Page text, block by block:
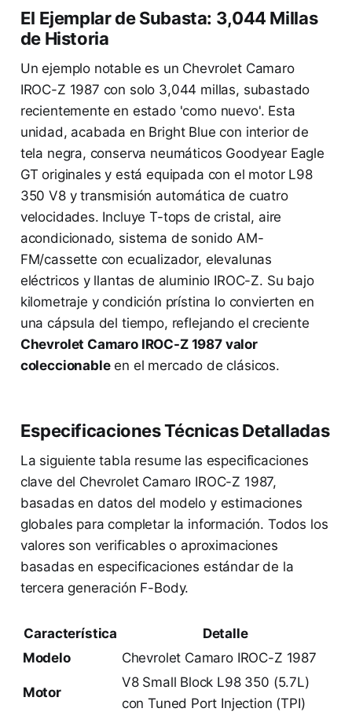
El Ejemplar de Subasta: 3,044 Millas
de Historia
Un ejemplo notable es un Chevrolet Camaro
IROC-Z 1987 con solo 3,044 millas, subastado
recientemente en estado 'como nuevo'. Esta
unidad, acabada en Bright Blue con interior de
tela negra, conserva neumáticos Goodyear Eagle
GT originales y está equipada con el motor L98
350 V8 y transmisión automática de cuatro
velocidades. Incluye T-tops de cristal, aire
acondicionado, sistema de sonido AM-
FM/cassette con ecualizador, elevalunas
eléctricos y llantas de aluminio IROC-Z. Su bajo
kilometraje y condición prístina lo convierten en
una cápsula del tiempo, reflejando el creciente
Chevrolet Camaro IROC-Z 1987 valor
coleccionableen el mercado de clásicos.
Especificaciones Técnicas Detalladas
La siguiente tabla resume las especificaciones
clave del Chevrolet Camaro IROC-Z 1987,
basadas en datos del modelo y estimaciones
globales para completar la información. Todos los
valores son verificables o aproximaciones
basadas en especificaciones estándar de la
tercera generación F-Body.
Característica
Detalle
Modelo
Chevrolet Camaro IROC-Z 1987
Motor
V8 Small Block L98 350 (5.7L)
con Tuned Port Injection (TPI)